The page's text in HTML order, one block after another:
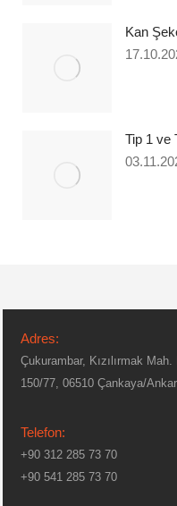
Kan
Tip 1 ve
Adres:
Çukurambar, Kızılırmak
150/77, 06510 Çankaya/
Telefon:
+90 312 285 73 70
+90 541 285 73 70